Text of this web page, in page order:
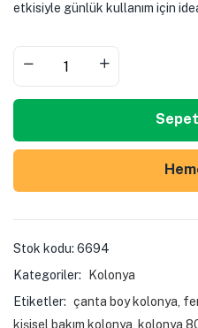
etkisiyle günlük kullanım için
Stok kodu: 6694
Kategoriler:
Kolonya
Etiketler: çanta boy kolonya
kişisel bakım kolonya kolonya